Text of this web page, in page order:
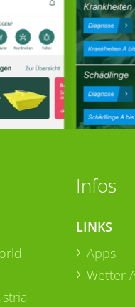
Infos
LINKS
Apps
Wetter